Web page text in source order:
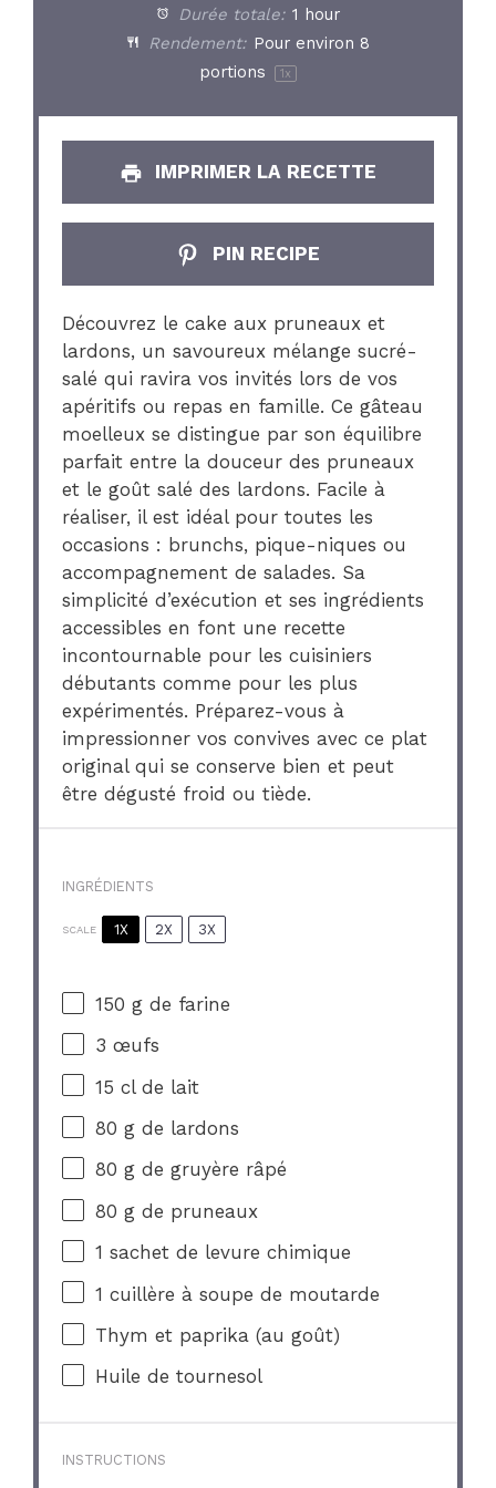
Durée totale: 1 hour
Rendement: Pour environ 8
portions
1x
IMPRIMER LA RECETTE
PIN RECIPE
Découvrez le cake aux pruneaux et
lardons, un savoureux mélange sucré-
salé qui ravira vos invités lors de vos
apéritifs ou repas en famille. Ce gâteau
moelleux se distingue par son équilibre
parfait entre la douceur des pruneaux
et le goût salé des lardons. Facile à
réaliser, il est idéal pour toutes les
occasions : brunchs, pique-niques ou
accompagnement de salades. Sa
simplicité d’exécution et ses ingrédients
accessibles en font une recette
incontournable pour les cuisiniers
débutants comme pour les plus
expérimentés. Préparez-vous à
impressionner vos convives avec ce plat
original qui se conserve bien et peut
être dégusté froid ou tiède.
INGRÉDIENTS
SCALE 1X 2X 3X
150 g de farine
3 œufs
15 cl de lait
80 g de lardons
80 g de gruyère râpé
80 g de pruneaux
1 sachet de levure chimique
1 cuillère à soupe de moutarde
Thym et paprika (au goût)
Huile de tournesol
INSTRUCTIONS